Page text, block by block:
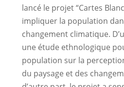
lancé le projet “Cartes
impliquer la population
changement climatique.
une étude ethnologique
population sur la
du paysage et des